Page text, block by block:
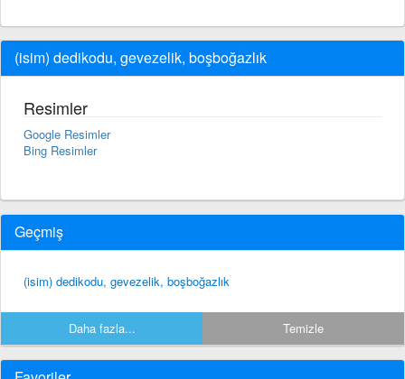
(isim) dedikodu, gevezelik, boşboğazlık
Resimler
Google Resimler
Bing Resimler
Geçmiş
(isim) dedikodu, gevezelik, boşboğazlık
Daha fazla... Temizle